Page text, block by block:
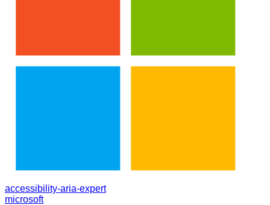
accessibility-aria-expert
microsoft